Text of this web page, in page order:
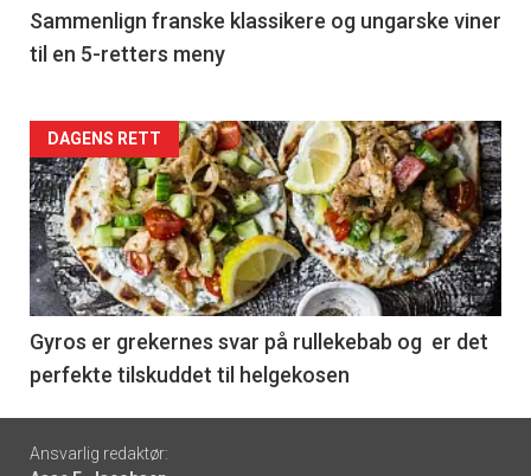
5
Sammenlign franske klassikere og ungarske viner
til en 5-retters meny
Forsiden
akkurat
nå
-
6
DAGENS RETT
Gyros er grekernes svar på rullekebab og er det
perfekte tilskuddet til helgekosen
Footer
Ansvarlig redaktør: